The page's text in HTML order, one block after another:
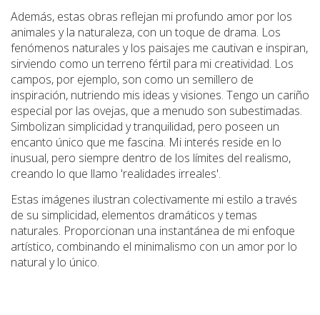
Además, estas obras reflejan mi profundo amor por los
animales y la naturaleza, con un toque de drama. Los
fenómenos naturales y los paisajes me cautivan e inspiran,
sirviendo como un terreno fértil para mi creatividad. Los
campos, por ejemplo, son como un semillero de
inspiración, nutriendo mis ideas y visiones. Tengo un cariño
especial por las ovejas, que a menudo son subestimadas.
Simbolizan simplicidad y tranquilidad, pero poseen un
encanto único que me fascina. Mi interés reside en lo
inusual, pero siempre dentro de los límites del realismo,
creando lo que llamo 'realidades irreales'.
Estas imágenes ilustran colectivamente mi estilo a través
de su simplicidad, elementos dramáticos y temas
naturales. Proporcionan una instantánea de mi enfoque
artístico, combinando el minimalismo con un amor por lo
natural y lo único.